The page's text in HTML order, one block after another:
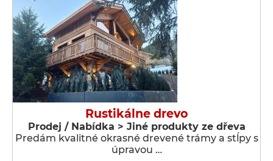
Rustikálne drevo
Prodej / Nabídka > Jiné produkty ze dřeva
Predám kvalitné okrasné drevené trámy a stĺpy s
úpravou …